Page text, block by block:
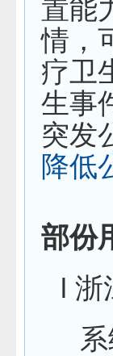
置能
情，
疗卫
生事
突发
降低
部份
l 浙